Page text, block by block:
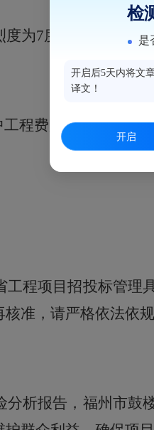
度为7度，地震动峰值
程费用431.79万元
工程项目招投标管理
准，请严格依法依
分析报告，福州市鼓
检
是
开启后5天内将文
译文！
开启